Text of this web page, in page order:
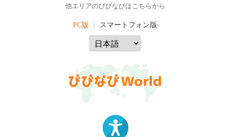
他エリアのびびなびはこちらから
PC版 スマートフォン版